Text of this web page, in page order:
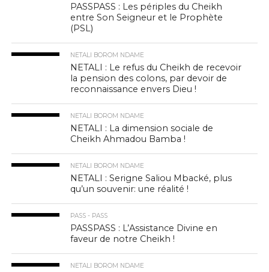
PASSPASS : Les périples du Cheikh
entre Son Seigneur et le Prophète
(PSL)
NETALI BOROM NDAME
NETALI : Le refus du Cheikh de recevoir
la pension des colons, par devoir de
reconnaissance envers Dieu !
NETALI BOROM NDAME
NETALI : La dimension sociale de
Cheikh Ahmadou Bamba !
NETALI BOROM NDAME
NETALI : Serigne Saliou Mbacké, plus
qu’un souvenir: une réalité !
PASS - PASS
PASSPASS : L’Assistance Divine en
faveur de notre Cheikh !
NETALI BOROM NDAME